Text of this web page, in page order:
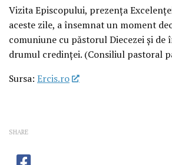
Vizita Episcopului, prezența
aceste zile, a însemnat un moment
comuniune cu păstorul Diecezei și de
drumul credinței. (Consiliul pastoral
Sursa: Ercis.ro
SHARE